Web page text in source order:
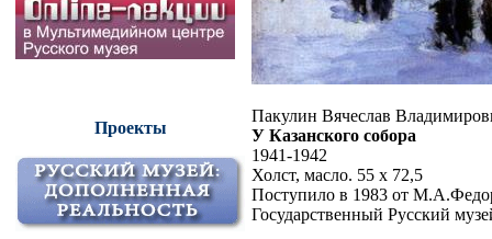
Проекты
Пакулин Вячеслав
У Казанского собора
1941-1942
Холст, масло. 55 х 72,5
Поступило в 1983 от
Государственный Русский